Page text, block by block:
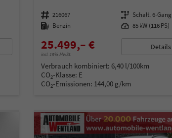
Fahrzeugnummer 216067 Getriebe Schalt. 6-Gang
Kraftstoff Benzin Leistung 85 kW (116 PS)
25.499,– €
incl. 19% MwSt.
Details
Verbrauch kombiniert: 6,40 l/100km
CO2-Klasse: E
CO2-Emissionen: 144,00 g/km